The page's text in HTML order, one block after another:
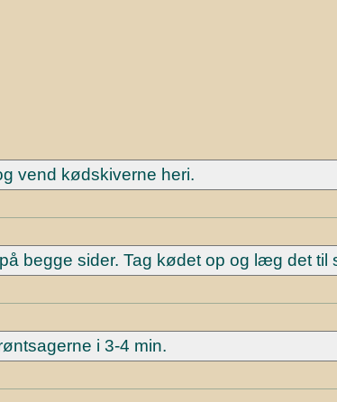
vend kødskiverne heri.
begge sider. Tag kødet op og læg det til
i 3-4 min.